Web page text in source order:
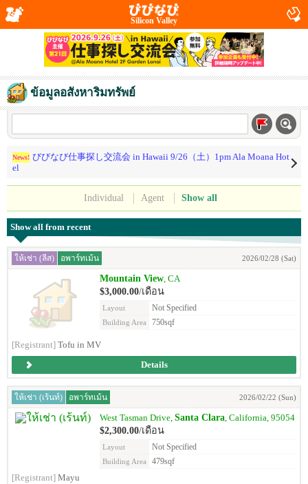
Silicon Valley
ข้อมูลอสังหาริมทรัพย์
News! びびなび仕事探し交流会 in Hawaii 9/26（土）1pm Ala Moana Hot
el
Individual Agent Show all
Show all from recent
ให้เช่า (ลีส) อพาร์ทเม้น 2026/02/28 (Sat)
Mountain View, CA
$3,000.00/เดือน
Layout Not Specified
Building Area 750sqf
[Registrant] Tofu in MV
Details
ให้เช่า (เร้นท์) อพาร์ทเม้น 2026/02/22 (Sun)
West Tasman Drive, Santa Clara, California, 95054
$2,300.00/เดือน
Layout Not Specified
Building Area
479sqf
[Registrant] Mayu